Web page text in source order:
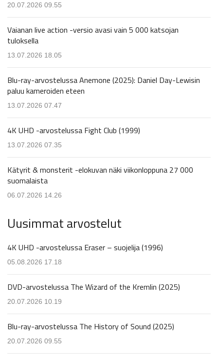
20.07.2026 09.55
Vaianan live action -versio avasi vain 5 000 katsojan
tuloksella
13.07.2026 18.05
Blu-ray-arvostelussa Anemone (2025): Daniel Day-Lewisin
paluu kameroiden eteen
13.07.2026 07.47
4K UHD -arvostelussa Fight Club (1999)
13.07.2026 07.35
Kätyrit & monsterit -elokuvan näki viikonloppuna 27 000
suomalaista
06.07.2026 14.26
Uusimmat arvostelut
4K UHD -arvostelussa Eraser – suojelija (1996)
05.08.2026 17.18
DVD-arvostelussa The Wizard of the Kremlin (2025)
20.07.2026 10.19
Blu-ray-arvostelussa The History of Sound (2025)
20.07.2026 09.55